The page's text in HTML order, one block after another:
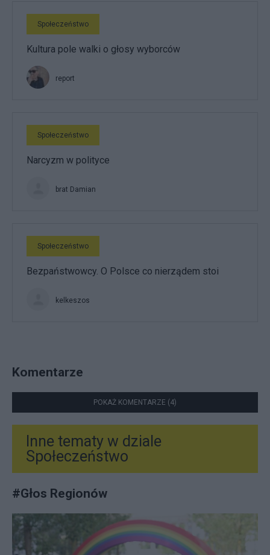
Społeczeństwo
Kultura pole walki o głosy wyborców
report
Społeczeństwo
Narcyzm w polityce
brat Damian
Społeczeństwo
Bezpaństwowcy. O Polsce co nierządem stoi
kelkeszos
Komentarze
POKAŻ KOMENTARZE (4)
Inne tematy w dziale
Społeczeństwo
#Głos Regionów